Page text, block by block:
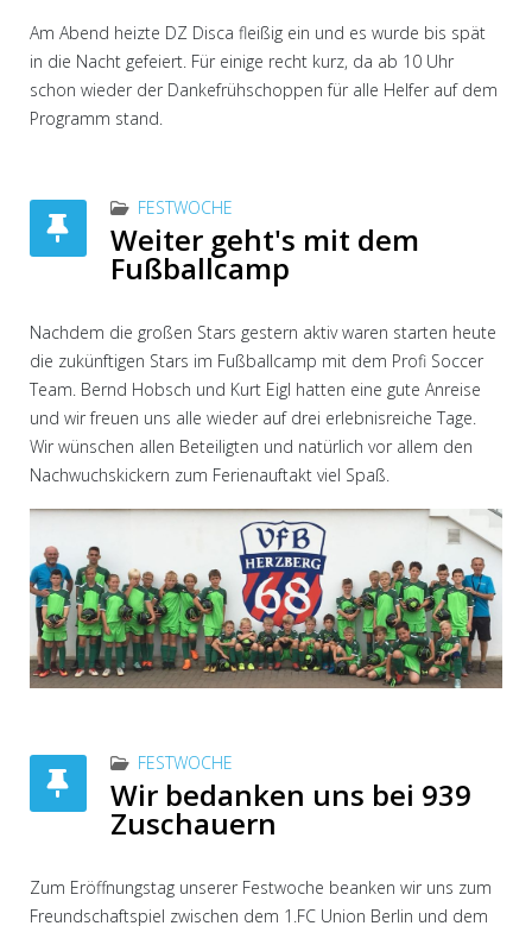
Am Abend heizte DZ Disca fleißig ein und es wurde bis spät
in die Nacht gefeiert. Für einige recht kurz, da ab 10 Uhr
schon wieder der Dankefrühschoppen für alle Helfer auf dem
Programm stand.
FESTWOCHE
Weiter geht's mit dem
Fußballcamp
Nachdem die großen Stars gestern aktiv waren starten heute
die zukünftigen Stars im Fußballcamp mit dem Profi Soccer
Team. Bernd Hobsch und Kurt Eigl hatten eine gute Anreise
und wir freuen uns alle wieder auf drei erlebnisreiche Tage.
Wir wünschen allen Beteiligten und natürlich vor allem den
Nachwuchskickern zum Ferienauftakt viel Spaß.
FESTWOCHE
Wir bedanken uns bei 939
Zuschauern
Zum Eröffnungstag unserer Festwoche beanken wir uns zum
Freundschaftspiel zwischen dem 1.FC Union Berlin und dem